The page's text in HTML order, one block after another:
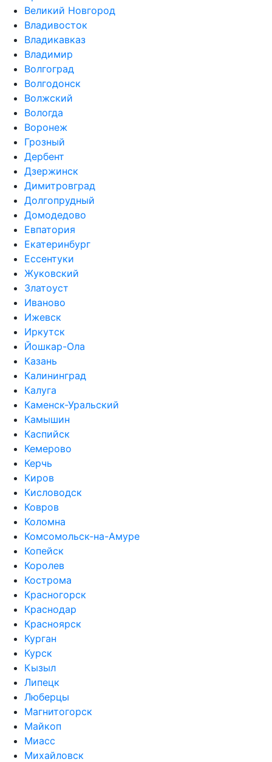
Великий Новгород
Владивосток
Владикавказ
Владимир
Волгоград
Волгодонск
Волжский
Вологда
Воронеж
Грозный
Дербент
Дзержинск
Димитровград
Долгопрудный
Домодедово
Евпатория
Екатеринбург
Ессентуки
Жуковский
Златоуст
Иваново
Ижевск
Иркутск
Йошкар-Ола
Казань
Калининград
Калуга
Каменск-Уральский
Камышин
Каспийск
Кемерово
Керчь
Киров
Кисловодск
Ковров
Коломна
Комсомольск-на-Амуре
Копейск
Королев
Кострома
Красногорск
Краснодар
Красноярск
Курган
Курск
Кызыл
Липецк
Люберцы
Магнитогорск
Майкоп
Миасс
Михайловск